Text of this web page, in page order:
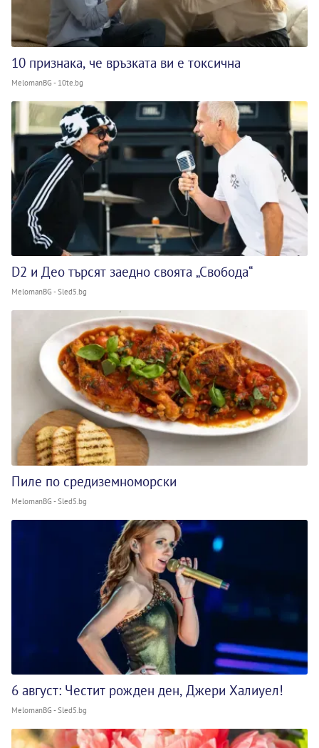
10 признака, че връзката ви е токсична
MelomanBG - 10te.bg
D2 и Део търсят заедно своята „Свобода“
MelomanBG - Sled5.bg
Пиле по средиземноморски
MelomanBG - Sled5.bg
6 август: Честит рожден ден, Джери Халиуел!
MelomanBG - Sled5.bg